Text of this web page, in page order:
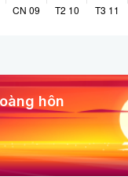
hôn